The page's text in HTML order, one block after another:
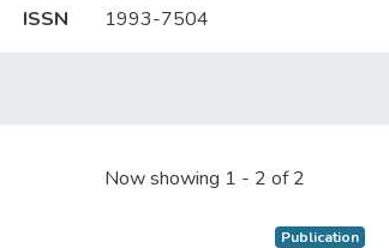
ISSN 1993-7504
Now showing 1 - 2 of 2
Publication